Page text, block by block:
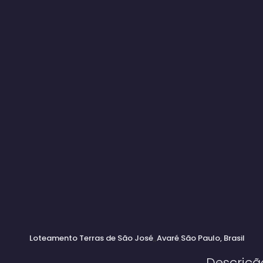
Loteamento Terras de São José Avaré São Paulo, Brasil